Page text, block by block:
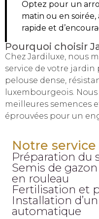
Optez pour un
matin ou en soirée,
rapide et
Pourquoi choisir
Chez Jardiluxe, nous
service de votre
pelouse dense,
luxembourgeois.
meilleures semences
éprouvées pour un
Notre
Préparation du
Semis de
en rouleau
Fertilisation et
Installation
automatique